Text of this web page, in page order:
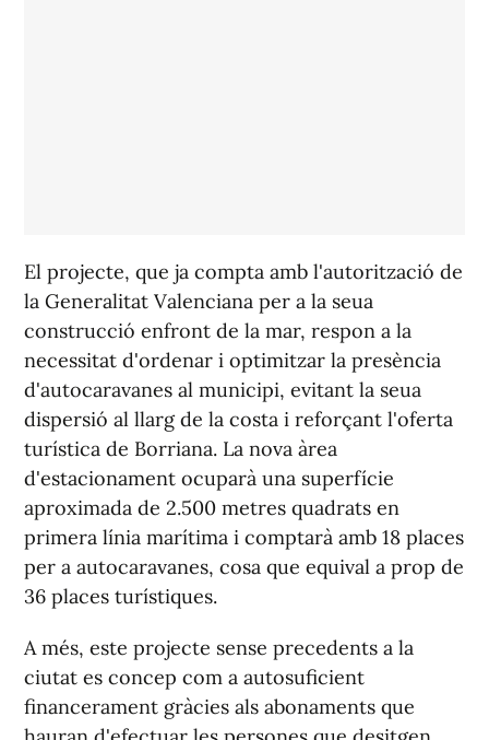
El projecte, que ja compta amb l'autorització de
la Generalitat Valenciana per a la seua
construcció enfront de la mar, respon a la
necessitat d'ordenar i optimitzar la presència
d'autocaravanes al municipi, evitant la seua
dispersió al llarg de la costa i reforçant l'oferta
turística de Borriana. La nova àrea
d'estacionament ocuparà una superfície
aproximada de 2.500 metres quadrats en
primera línia marítima i comptarà amb 18 places
per a autocaravanes, cosa que equival a prop de
36 places turístiques.
A més, este projecte sense precedents a la
ciutat es concep com a autosuficient
financerament gràcies als abonaments que